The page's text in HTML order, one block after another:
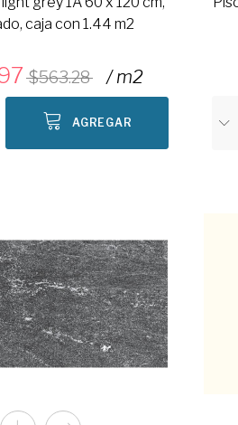
caja con 1.44 m2
563.28 / m2
AGREGAR